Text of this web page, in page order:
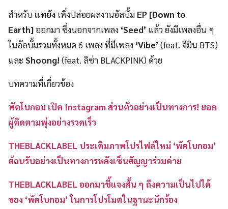
สำหรับ แทยัง เพิ่งปล่อยผลงานอัลบั้ม EP [Down to
Earth] ออกมา ซึ่งนอกจากเพลง ‘Seed’ แล้ว ยังมีเพลงอื่น ๆ
ในอัลบั้มรวมทั้งหมด 6 เพลง ที่มีเพลง ‘Vibe’ (feat. จีมิน BTS)
และ Shoong! (feat. ลิซ่า BLACKPINK) ด้วย
บทความที่เกี่ยวข้อง
พัคโบกอม เปิด Instagram ส่วนตัวอย่างเป็นทางการ! ยอด
ผู้ติดตามพุ่งอย่างรวดเร็ว
THEBLACKLABEL ประเดิมภาพโปรไฟล์ใหม่ ‘พัคโบกอม’
ต้อนรับอย่างเป็นทางการหลังเซ็นสัญญาร่วมค่าย
THEBLACKLABEL ออกมาชี้แจงสั้น ๆ ถึงความเป็นไปได้
ของ ‘พัคโบกอม’ ในการโปรโมตในฐานะนักร้อง